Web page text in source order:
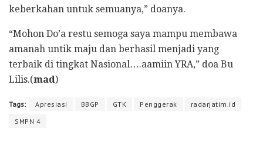
keberkahan untuk semuanya,” doanya.
“Mohon Do’a restu semoga saya mampu membawa
amanah untik maju dan berhasil menjadi yang
terbaik di tingkat Nasional….aamiin YRA,” doa Bu
Lilis.(mad)
Tags: Apresiasi BBGP GTK Penggerak
radarjatim.id
SMPN 4